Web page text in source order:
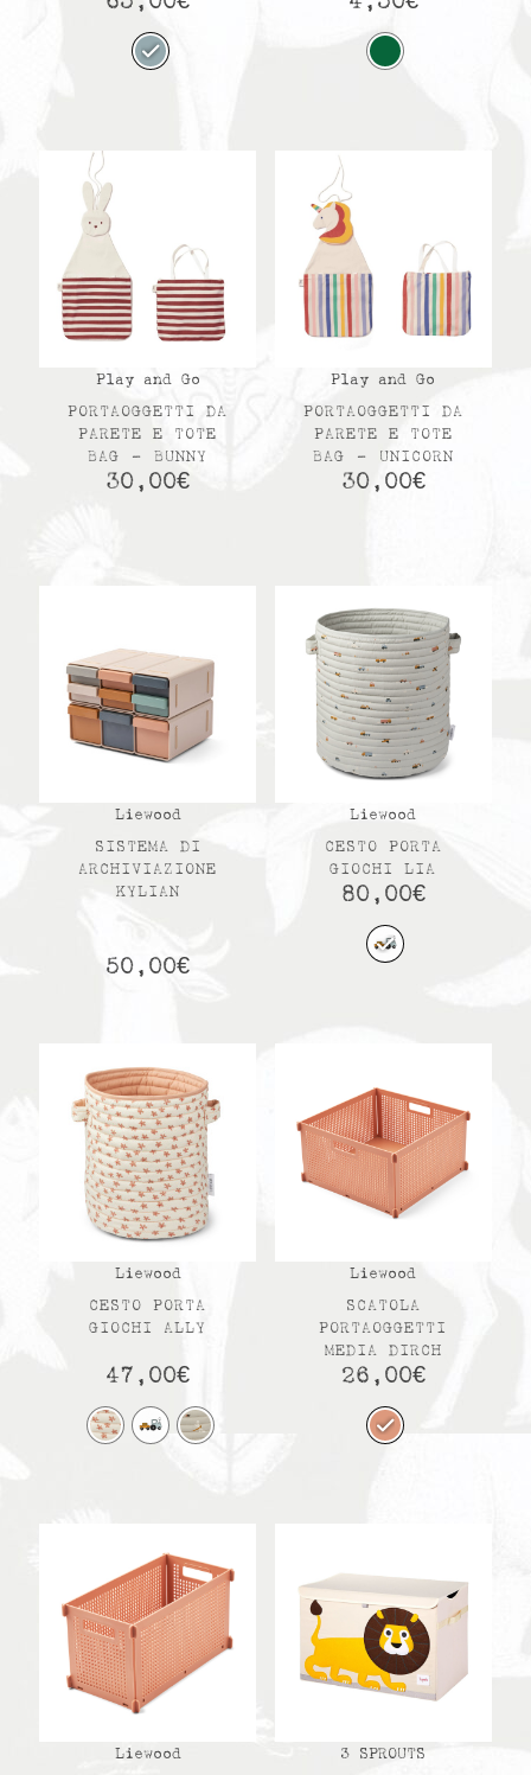
Play and Go
PORTAOGGETTI DA
PARETE E TOTE
BAG – BUNNY
30,00€
Play and Go
PORTAOGGETTI DA
PARETE E TOTE
BAG – UNICORN
30,00€
Liewood
SISTEMA DI
ARCHIVIAZIONE
KYLIAN
50,00€
Liewood
CESTO PORTA
GIOCHI LIA
80,00€
Liewood
CESTO PORTA
GIOCHI ALLY
47,00€
Liewood
SCATOLA
PORTAOGGETTI
MEDIA DIRCH
26,00€
Liewood 3 SPROUTS